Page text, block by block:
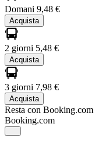
Domani 9,48 €
Acquista
2 giorni 5,48 €
Acquista
3 giorni 7,98 €
Acquista
Resta con Booking.com
Booking.com